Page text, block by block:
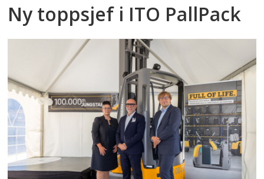
Ny toppsjef i ITO PallPack